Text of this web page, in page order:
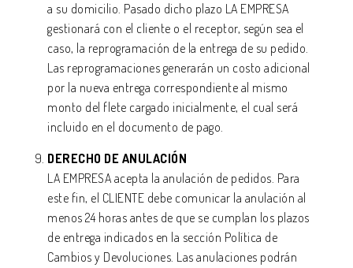
a su domicilio. Pasado dicho plazo LA EMPRESA
gestionará con el cliente o el receptor, según sea el
caso, la reprogramación de la entrega de su pedido.
Las reprogramaciones generarán un costo adicional
por la nueva entrega correspondiente al mismo
monto del flete cargado inicialmente, el cual será
incluido en el documento de pago.
DERECHO DE ANULACIÓN
LA EMPRESA acepta la anulación de pedidos. Para
este fin, el CLIENTE debe comunicar la anulación al
menos 24 horas antes de que se cumplan los plazos
de entrega indicados en la sección Política de
Cambios y Devoluciones. Las anulaciones podrán